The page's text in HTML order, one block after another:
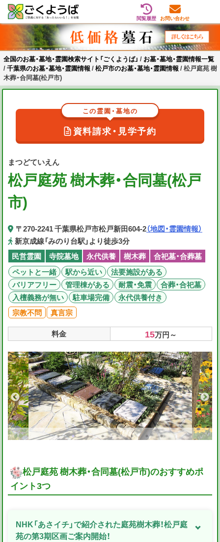
Skip
content
全国のお墓・墓地・霊園検索サイト「ごくようば」
ご供養をもっと身近に
閲覧履歴 お問い合わせ
全国のお墓・墓地・霊園検索サイト「ごくようば」 / お墓・墓地・霊園情報一覧
/千葉県のお墓・墓地・霊園情報 /松戸市のお墓・墓地・霊園情報 /松戸庭苑 樹
木葬・合同墓(松戸市)
まつどていえん
松戸庭苑 樹木葬・合同墓(松戸
市)
〒270-2241 千葉県松戸市松戸新田604-2（地図・霊園情報）
新京成線「みのり台駅」より徒歩3分
この霊園・墓地の
資料請求・見学予約
民営霊園 寺院墓地 永代供養 樹木葬
合祀墓・合葬墓
ペットと一緒
駅から近い
法要施設がある
バリアフリー
管理棟がある 耐震・免震
合葬・合祀墓
入檀義務が無い
駐車場完備
永代供養付き
宗教不問
真言宗
料金
15万円～
松戸庭苑 樹木葬・合同墓(松戸市)のおすすめポ
イント3つ
NHK「あさイチ」で紹介された庭苑樹木葬！松戸庭
苑の第3期区画ご案内開始！